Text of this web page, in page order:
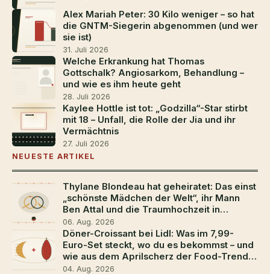
Alex Mariah Peter: 30 Kilo weniger – so hat
die GNTM-Siegerin abgenommen (und wer
sie ist)
31. Juli 2026
Welche Erkrankung hat Thomas
Gottschalk? Angiosarkom, Behandlung –
und wie es ihm heute geht
28. Juli 2026
Kaylee Hottle ist tot: „Godzilla“-Star stirbt
mit 18 – Unfall, die Rolle der Jia und ihr
Vermächtnis
27. Juli 2026
NEUESTE ARTIKEL
Thylane Blondeau hat geheiratet: Das einst
„schönste Mädchen der Welt“, ihr Mann
Ben Attal und die Traumhochzeit in
Südfrankreich
06. Aug. 2026
Döner-Croissant bei Lidl: Was im 7,99-
Euro-Set steckt, wo du es bekommst – und
wie aus dem Aprilscherz der Food-Trend
2026 wurde
04. Aug. 2026